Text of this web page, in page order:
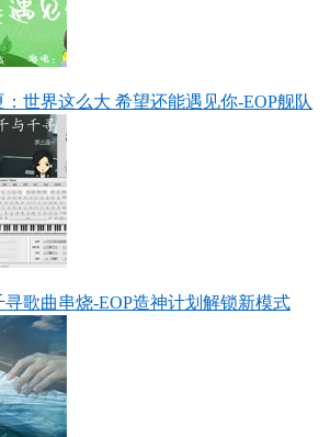
：世界这么大 希望还能遇见你-EOP舰队
寻歌曲串烧-EOP造神计划解锁新模式